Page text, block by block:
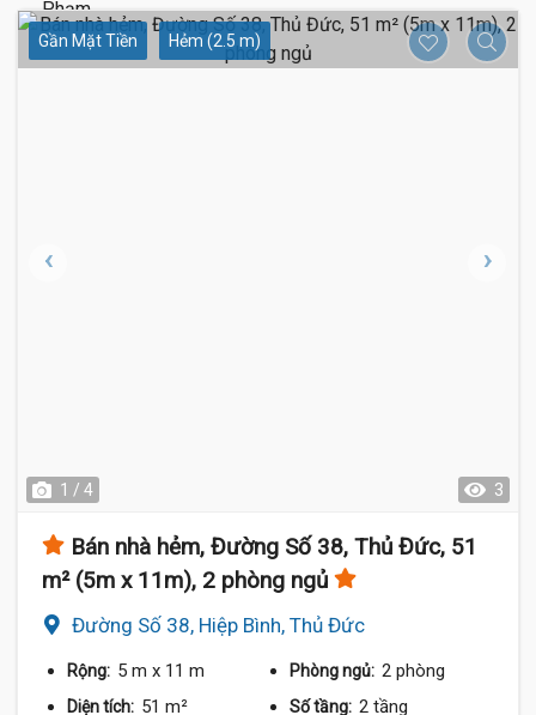
Gần Mặt Tiền Hẻm (2.5 m)
1 / 4 3
Bán nhà hẻm, Đường Số 38, Thủ Đức, 51
m² (5m x 11m), 2 phòng ngủ
Đường Số 38, Hiệp Bình, Thủ Đức
Rộng: 5 m x 11 m Phòng ngủ: 2 phòng
Diện tích: 51 m² Số tầng: 2 tầng